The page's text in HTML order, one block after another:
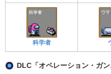
科学者
DLC「オペレーション・ガン